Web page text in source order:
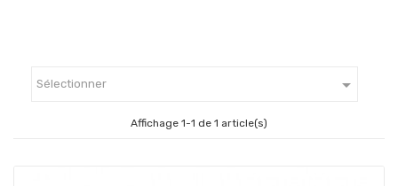
Sélectionner 
Affichage 1-1 de 1 article(s)